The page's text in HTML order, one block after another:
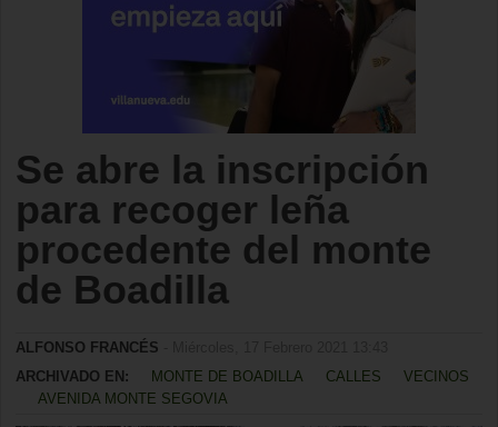
Se abre la inscripción
para recoger leña
procedente del monte
de Boadilla
ALFONSO FRANCÉS
ARCHIVADO EN:
MONTE DE BOADILLA CALLES
VECINOS
AVENIDA MONTE SEGOVIA